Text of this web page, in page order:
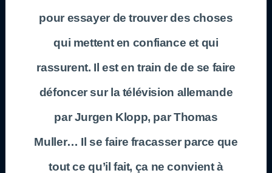
pour essayer de trouver des choses
qui mettent en confiance et qui
rassurent. Il est en train de de se faire
défoncer sur la télévision allemande
par Jurgen Klopp, par Thomas
Muller… Il se faire fracasser parce que
tout ce qu’il fait, ça ne convient à